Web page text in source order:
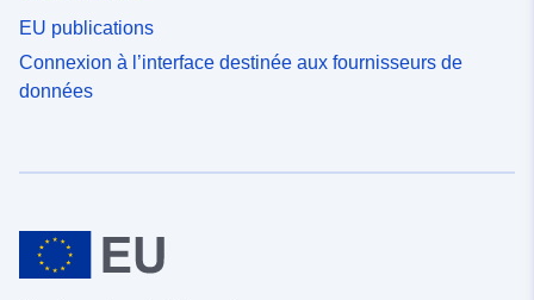
EU publications
Connexion à l’interface destinée aux fournisseurs de
données